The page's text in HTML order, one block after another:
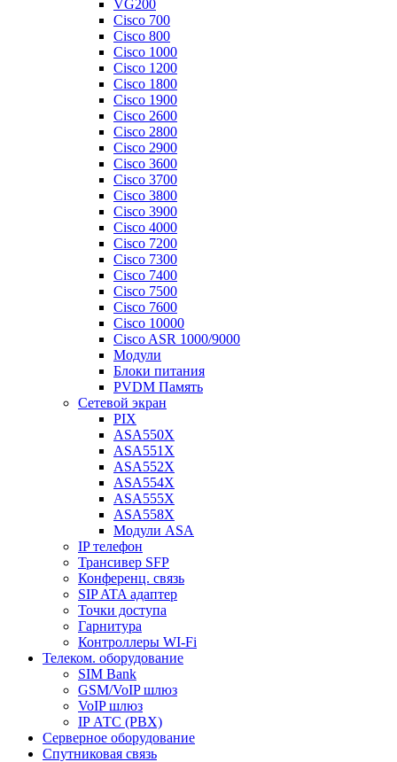
VG200
Cisco 700
Cisco 800
Cisco 1000
Cisco 1200
Cisco 1800
Cisco 1900
Cisco 2600
Cisco 2800
Cisco 2900
Cisco 3600
Cisco 3700
Cisco 3800
Cisco 3900
Cisco 4000
Cisco 7200
Cisco 7300
Cisco 7400
Cisco 7500
Cisco 7600
Cisco 10000
Cisco ASR 1000/9000
Модули
Блоки питания
PVDM Память
Сетевой экран
PIX
ASA550X
ASA551X
ASA552X
ASA554X
ASA555X
ASA558X
Модули ASA
IP телефон
Трансивер SFP
Конференц. связь
SIP ATA адаптер
Точки доступа
Гарнитура
Контроллеры WI-Fi
Телеком. оборудование
SIM Bank
GSM/VoIP шлюз
VoIP шлюз
IP АТС (PBX)
Серверное оборудование
Спутниковая связь